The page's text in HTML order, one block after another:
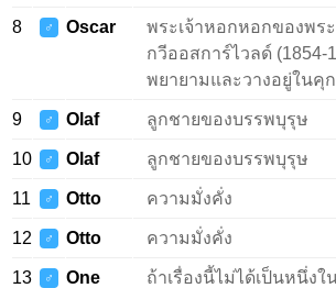
8 ♂ Oscar
พระเจ้าหอกหอกของพร
กวีออสการ์ไวลด์ (1854-
พยายามและวางอยู่ในคุ
9 ♂ Olaf ลูกชายของบรรพบุรุษ
10 ♂ Olaf ลูกชายของบรรพบุรุษ
11 ♂ Otto ความมั่งคั่ง
12 ♂ Otto ความมั่งคั่ง
13 ♂ One
ถ้าเรื่องนี้ไม่ได้เป็นหนึ่งใ